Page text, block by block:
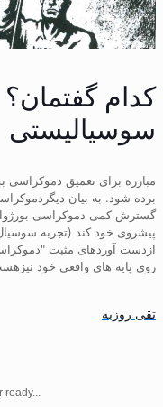
کدام گفتمان؟
سوسیالیستی
مبارزه برای تعمیق دموکراسی
برده شود. به بیان
گسترش کمی دموکراسی
پیشروی خود کند (تجربه
ازدست آوردهای مثبت
روی پایه های واقعی خود
تقی روزبه
ready...